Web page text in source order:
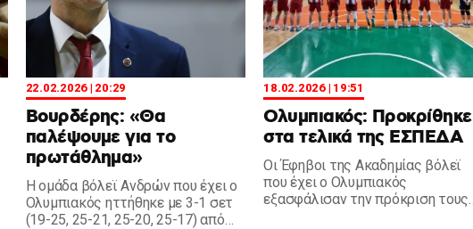
22.02.2026 | 20:29
Βουρδέρης: «Θα
παλέψουμε για το
πρωτάθλημα»
Η ομάδα βόλεϊ Ανδρών που έχει ο
Ολυμπιακός ηττήθηκε με 3-1 σετ
(19-25, 25-21, 25-20, 25-17) από
18.02.2026 | 19:51
Ολυμπιακός: Προκρίθηκε
στα τελικά της ΕΣΠΕΔΑ
Οι Έφηβοι της Ακαδημίας βόλεϊ
που έχει ο Ολυμπιακός
εξασφάλισαν την πρόκριση τους